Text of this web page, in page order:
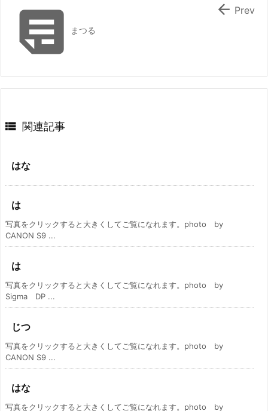
 まつる
 Prev
 関連記事
はな
は
写真をクリックすると大きくしてご覧になれます。photo by
CANON S9 ...
は
写真をクリックすると大きくしてご覧になれます。photo by
Sigma DP ...
じつ
写真をクリックすると大きくしてご覧になれます。photo by
CANON S9 ...
はな
写真をクリックすると大きくしてご覧になれます。photo by